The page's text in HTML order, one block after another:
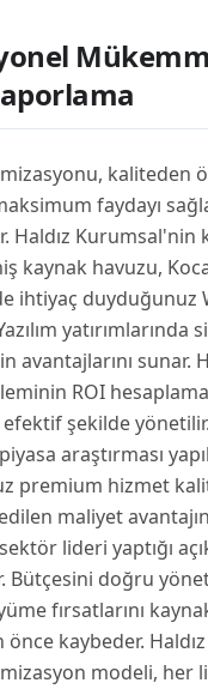
kaliteden
faydayı
Haldız Kurumsal'nin
kaynak havuzu,
ihtiyaç duyduğunuz
yatırımlarında
avantajlarını sunar.
ROI
şekilde
araştırması
premium hizmet
maliyet
lideri yaptığı
Bütçesini doğru
fırsatlarını
kaybeder.
modeli, her